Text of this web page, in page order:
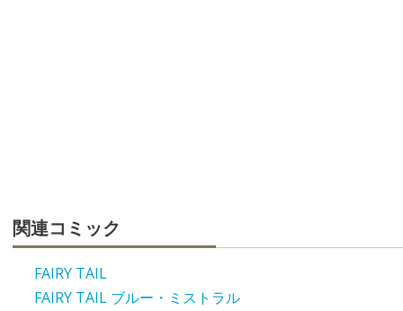
関連コミック
FAIRY TAIL
FAIRY TAIL ブルー・ミストラル